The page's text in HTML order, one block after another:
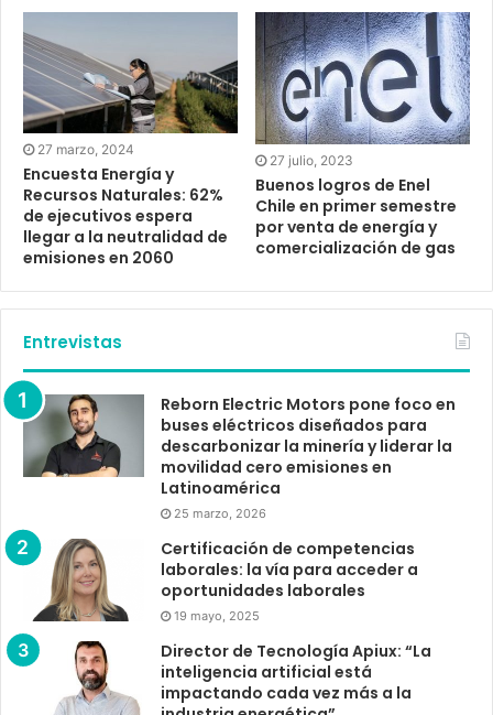
27 marzo, 2024
Encuesta Energía y
Recursos Naturales: 62%
de ejecutivos espera
llegar a la neutralidad de
emisiones en 2060
27 julio, 2023
Buenos logros de Enel
Chile en primer semestre
por venta de energía y
comercialización de gas
Entrevistas
Reborn Electric Motors pone foco en
buses eléctricos diseñados para
descarbonizar la minería y liderar la
movilidad cero emisiones en
Latinoamérica
25 marzo, 2026
Certificación de competencias
laborales: la vía para acceder a
oportunidades laborales
19 mayo, 2025
Director de Tecnología Apiux: “La
inteligencia artificial está
impactando cada vez más a la